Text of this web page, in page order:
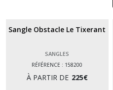
Sangle Obstacle Le Tixerant
SANGLES
RÉFÉRENCE : 158200
À PARTIR DE 225€